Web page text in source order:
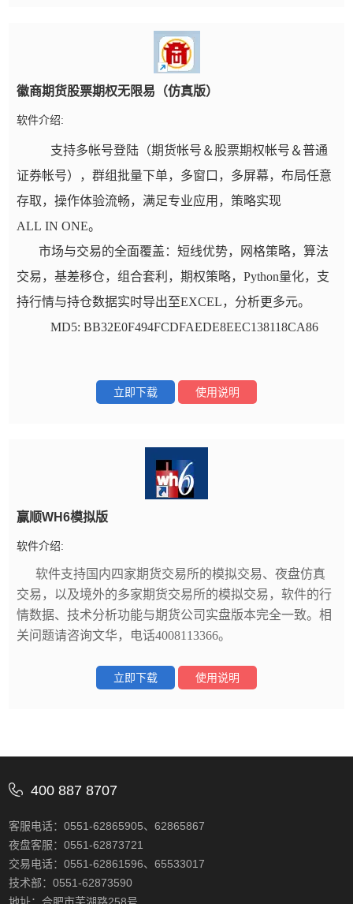
徽商期货股票期权无限易（仿真版）
软件介绍:
支持多帐号登陆（期货帐号＆股票期权帐号＆普通
证券帐号），群组批量下单，多窗口，多屏幕，布局任意
存取，操作体验流畅，满足专业应用，策略实现
ALL IN ONE。
市场与交易的全面覆盖：短线优势，网格策略，算法
交易，基差移仓，组合套利，期权策略，Python量化，支
持行情与持仓数据实时导出至EXCEL，分析更多元。
MD5: BB32E0F494FCDFAEDE8EEC138118CA86
立即下载 使用说明
赢顺WH6模拟版
软件介绍:
软件支持国内四家期货交易所的模拟交易、夜盘仿真
交易，以及境外的多家期货交易所的模拟交易，软件的行
情数据、技术分析功能与期货公司实盘版本完全一致。相
关问题请咨询文华，电话4008113366。
立即下载 使用说明
400 887 8707
客服电话：0551-62865905、62865867
夜盘客服：0551-62873721
交易电话：0551-62861596、65533017
技术部：0551-62873590